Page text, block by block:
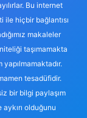
Bu internet
ile hiçbir bağlantısı
makaleler
taşımamakta
tesadüfidir.
bir bilgi paylaşım
olduğunu